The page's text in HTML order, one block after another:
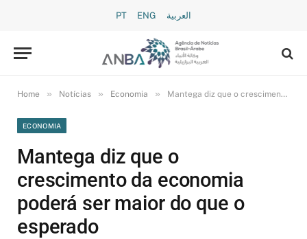
PT ENG العربية
Home » Notícias » Economia » Mantega diz que o crescimento da economia poderá ser maior do que o esperado
ECONOMIA
Mantega diz que o
crescimento da economia
poderá ser maior do que o
esperado